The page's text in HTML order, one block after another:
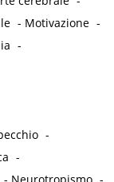
- Motivazione -
-
-
-